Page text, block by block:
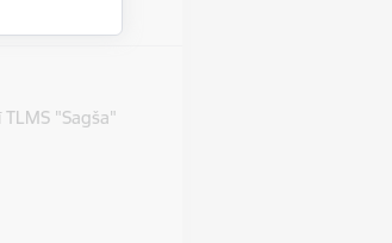
"Sagša"